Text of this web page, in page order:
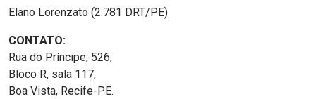
Elano Lorenzato (2.781 DRT/PE)
CONTATO:
Rua do Príncipe, 526,
Bloco R, sala 117,
Boa Vista, Recife-PE.